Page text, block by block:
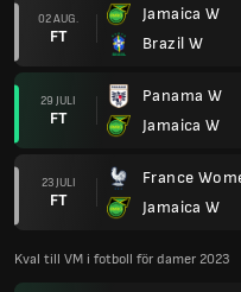
02 AUG.
FT
Jamaica W
Brazil W
29 JULI
FT
Panama W
Jamaica W
23 JULI
FT
France
Jamaica W
Kval till VM i fotboll för damer 2023